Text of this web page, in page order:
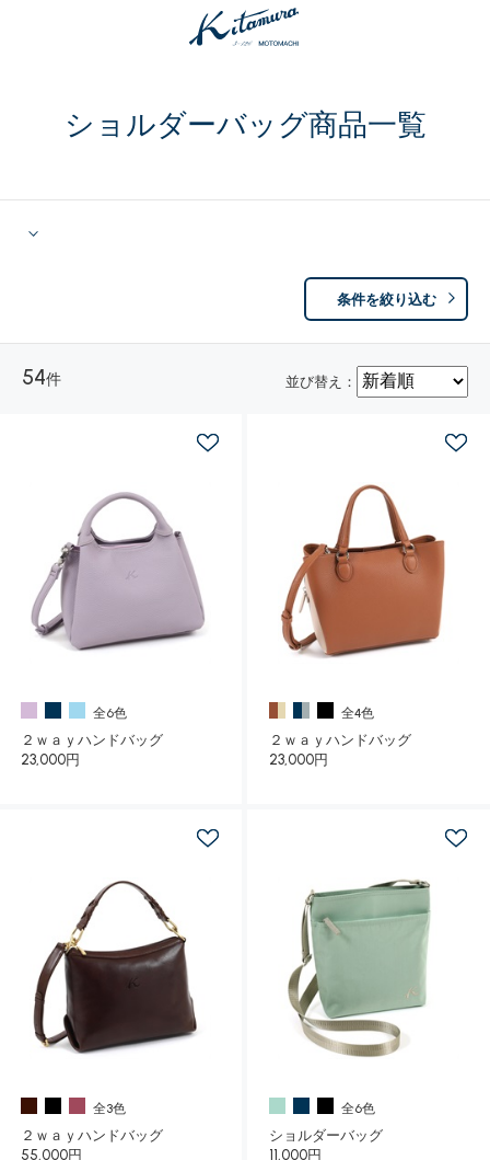
ショルダーバッグ商品一覧
条件を絞り込む
54件 並び替え：
全6色
２ｗａｙハンドバッグ
23,000円
全4色
２ｗａｙハンドバッグ
23,000円
全3色
２ｗａｙハンドバッグ
55,000円
全6色
ショルダーバッグ
11,000円